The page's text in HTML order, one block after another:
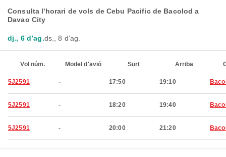
Consulta l'horari de vols de Cebu Pacific de Bacolod a
Davao City
dj., 6 d’ag.ds., 8 d’ag.
Vol núm. Model d'avió Surt Arriba
5J2591 - 17:50 19:10
5J2591 - 18:20 19:40
5J2591 - 20:00 21:20